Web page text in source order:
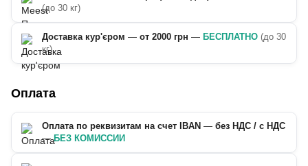
(до 30 кг)
Доставка кур'єром — от 2000 грн — БЕСПЛАТНО (до 30
кг)
Оплата
Оплата по реквизитам на счет IBAN — без НДС / с НДС
—БЕЗ КОМИССИИ